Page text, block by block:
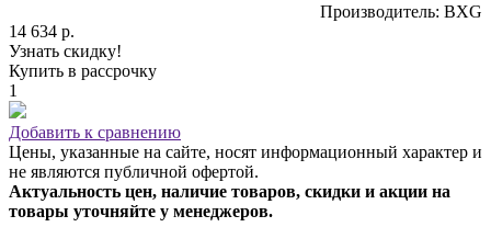
Производитель: BXG
14 634 р.
Узнать скидку!
Купить в рассрочку
1
Добавить к сравнению
Цены, указанные на сайте, носят информационный характер и
не являются публичной офертой.
Актуальность цен, наличие товаров, скидки и акции на
товары уточняйте у менеджеров.